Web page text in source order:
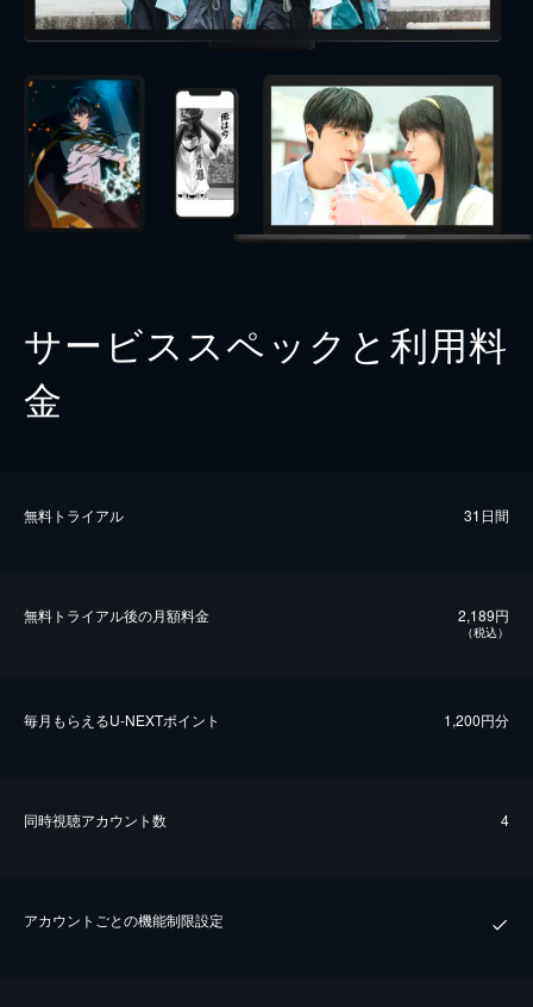
サービススペックと利用料
金
無料トライアル 31日間
無料トライアル後の⽉額料金 2,189円
（税込）
毎⽉もらえるU-NEXTポイント 1,200円分
同時視聴アカウント数 4
アカウントごとの機能制限設定